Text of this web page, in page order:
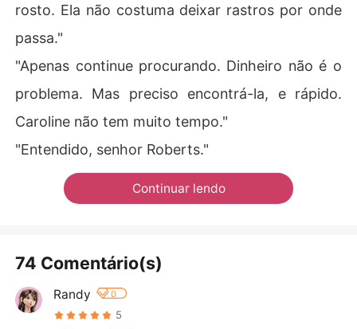
rosto. Ela não costuma deixar rastros por onde
passa."
"Apenas continue procurando. Dinheiro não é o
problema. Mas preciso encontrá-la, e rápido.
Caroline não tem muito tempo."
"Entendido, senhor Roberts."
Continuar lendo
74 Comentário(s)
Randy 0
5